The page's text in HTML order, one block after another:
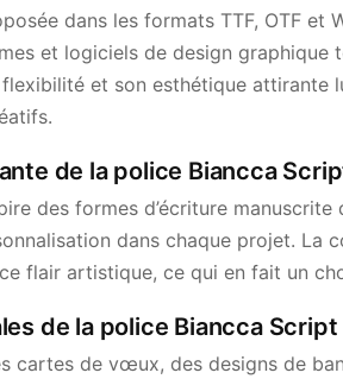
dans les formats TTF, OTF et
et logiciels de design graphique
et son esthétique attirante
de la police Biancca
des formes d’écriture
dans chaque projet.
flair artistique, ce qui en fait un
de la police Biancca Script
cartes de vœux, des designs de